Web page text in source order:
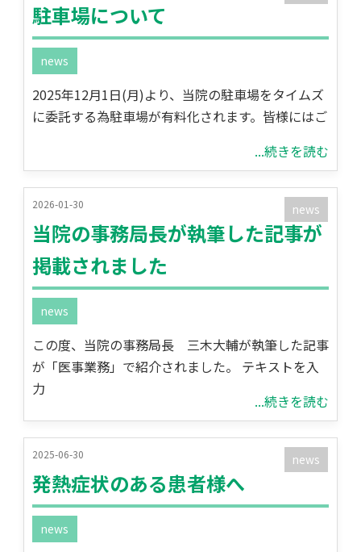
駐車場について
news
2025年12月1日(月)より、当院の駐車場をタイムズ
に委託する為駐車場が有料化されます。皆様にはご
...続きを読む
2026-01-30
当院の事務局長が執筆した記事が
掲載されました
news
news
この度、当院の事務局長 三木大輔が執筆した記事
が「医事業務」で紹介されました。 テキストを入
力
...続きを読む
2025-06-30
発熱症状のある患者様へ
news
news